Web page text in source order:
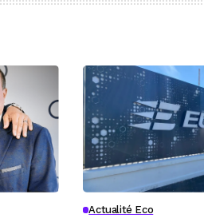
Actualité Eco